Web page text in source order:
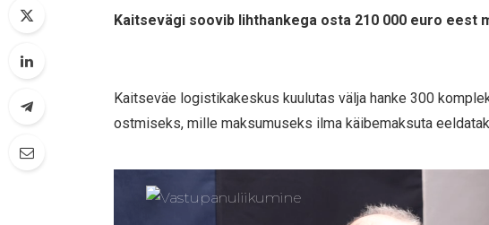
Kaitsevägi soovib lihthankega osta 210 000 euro eest
Kaitseväe logistikakeskus kuulutas välja hanke 300
ostmiseks, mille maksumuseks ilma käibemaksuta